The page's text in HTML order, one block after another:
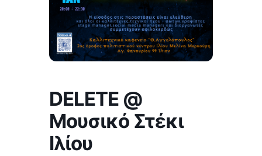
DELETE @
Μουσικό Στέκι
Ιλίου